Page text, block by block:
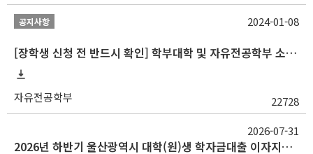
공지사항
[장학생 신청 전 반드시 확인] 학부대학 및 자유전공학부 소속 학생 장학 통합 공지사항
자유전공학부 22728
2024-01-08
2026년 하반기 울산광역시 대학(원)생 학자금대출 이자지원사업 안내
2026-07-31